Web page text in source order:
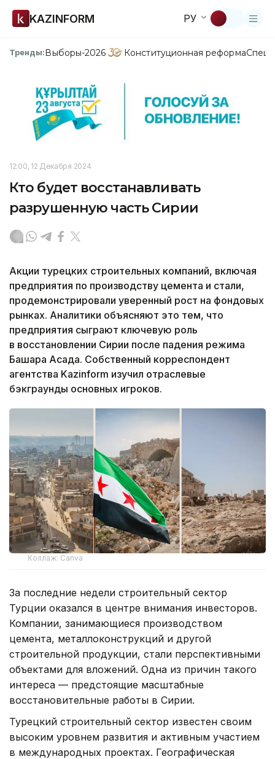
KAZINFORM РУ
Тренды:Выборы-2026 Конституционная реформа
12:00, 12 Декабря 2024
Кто будет восстанавливать
разрушенную часть Сирии
Акции турецких строительных компаний, включая
предприятия по производству цемента и стали,
продемонстрировали уверенный рост на фондовых
рынках. Аналитики объясняют это тем, что
предприятия сыграют ключевую роль
в восстановлении Сирии после падения режима
Башара Асада. Собственный корреспондент
агентства Kazinform изучил отраслевые
бэкграунды основных игроков.
Коллаж: Canva
За последние недели строительный сектор
Турции оказался в центре внимания инвесторов.
Компании, занимающиеся производством
цемента, металлоконструкций и другой
строительной продукции, стали перспективными
объектами для вложений. Одна из причин такого
интереса — предстоящие масштабные
восстановительные работы в Сирии.
Турецкий строительный сектор известен своим
высоким уровнем развития и активным участием
в международных проектах. Географическая